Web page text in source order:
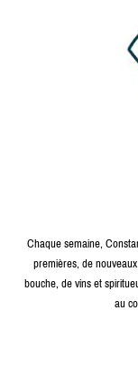
Chaque semaine,
premières, de
bouche, de vins et
au